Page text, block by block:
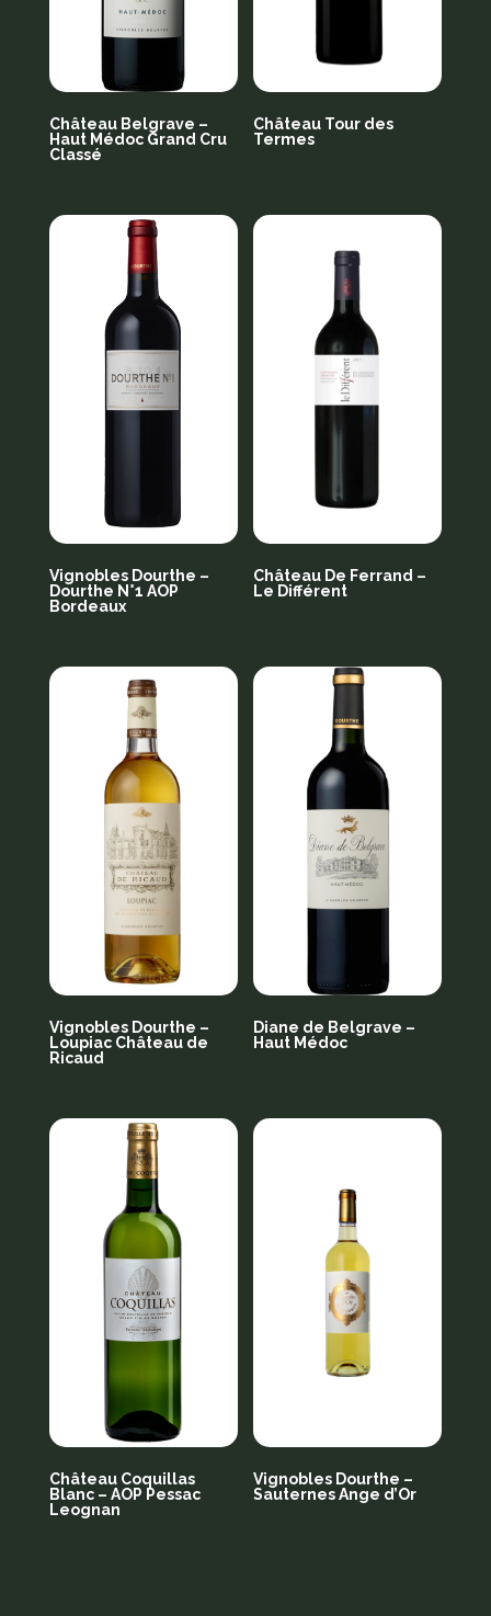
Château Belgrave –
Haut Médoc Grand Cru
Classé
Château Tour des
Termes
Vignobles Dourthe –
Dourthe N°1 AOP
Bordeaux
Château De Ferrand –
Le Différent
Vignobles Dourthe –
Loupiac Château de
Ricaud
Diane de Belgrave –
Haut Médoc
Château Coquillas
Blanc – AOP Pessac
Leognan
Vignobles Dourthe –
Sauternes Ange d’Or